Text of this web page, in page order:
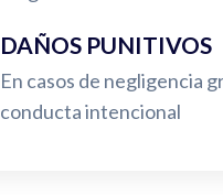
DAÑOS PUNITIVOS
En casos de negligencia
conducta intencional